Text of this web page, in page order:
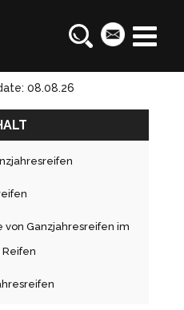
08.08.26
Ganzjahresreifen im